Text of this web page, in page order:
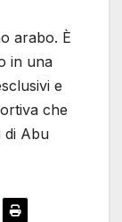
arabo. È
in una
e
che
di Abu